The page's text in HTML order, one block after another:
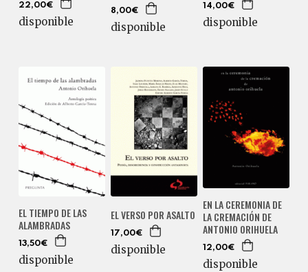
22,00€
disponible
8,00€
disponible
14,00€
disponible
EL TIEMPO DE LAS
ALAMBRADAS
13,50€
disponible
EL VERSO POR ASALTO
17,00€
disponible
EN LA CEREMONIA DE
LA CREMACIÓN DE
ANTONIO ORIHUELA
12,00€
disponible